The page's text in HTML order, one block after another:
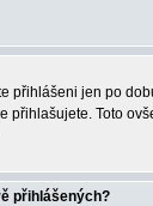
přihlášeni jen po
přihlašujete. Toto
přihlášených?